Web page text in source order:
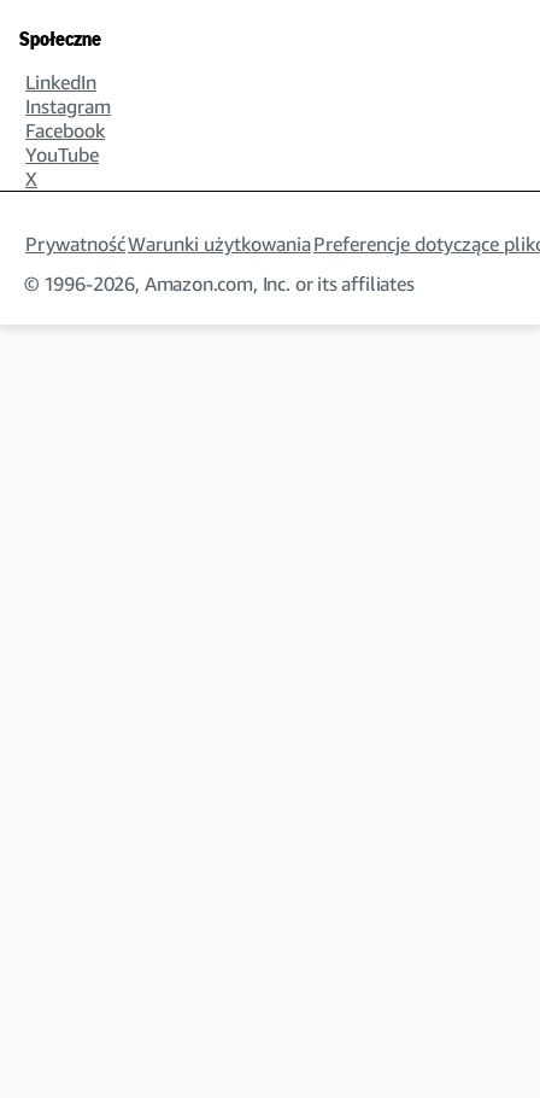
Społeczne
LinkedIn
Instagram
Facebook
YouTube
X
PrywatnośćWarunki użytkowaniaPreferencje dotyczące
© 1996-2026, Amazon.com, Inc. or its affiliates